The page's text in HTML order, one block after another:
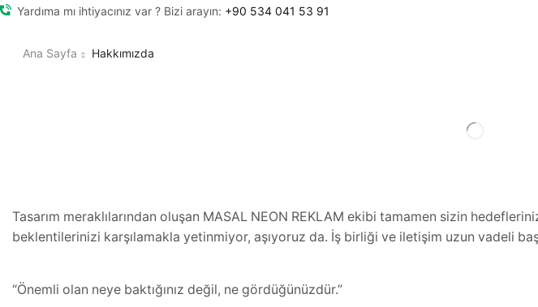
Yardıma mı ihtiyacınız var ? Bizi arayın: +90 534 041 53 91
Ana Sayfa Hakkımızda
Tasarım meraklılarından oluşan MASAL NEON REKLAM ekibi tamamen sizin
beklentilerinizi karşılamakla yetinmiyor, aşıyoruz da. İş birliği ve iletişim uzun vadeli
“Önemli olan neye baktığınız değil, ne gördüğünüzdür.”